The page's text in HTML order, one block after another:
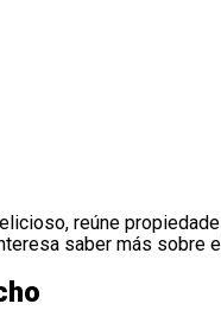
reúne
saber más sobre